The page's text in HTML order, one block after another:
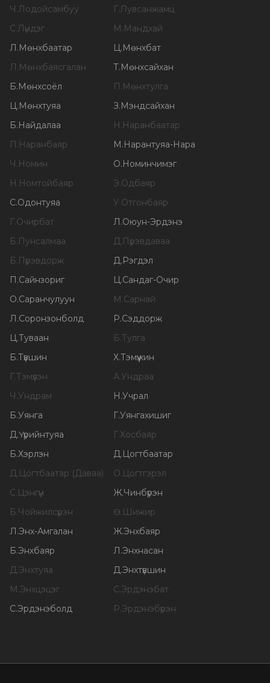
Ч.Лодойсамбуу Г.Лувсанжамц
С.Лүндэг М.Мандхай
Л.Мөнхбаатар Ц.Мөнхбат
Л.Мөнхбаясгалан Т.Мөнхсайхан
Б.Мөнхсоёл П.Мөнхтулга
Ц.Мөнхтуяа З.Мэндсайхан
Б.Найдалаа Н.Наранбаатар
П.Наранбаяр М.Нарантуяа-Нара
Ч.Номин О.Номинчимэг
Н.Номтойбаяр Э.Одбаяр
С.Одонтуяа У.Отгонбаяр
Г.Очирбат Л.Оюун-Эрдэнэ
Б.Пунсалмаа Д.Пүрэвдаваа
Б.Пүрэвдорж Д.Рэгдэл
П.Сайнзориг Ц.Сандаг-Очир
О.Саранчулуун М.Сарнай
Л.Соронзонболд Р.Сэддорж
Ц.Туваан Б.Тулга
Б.Түвшин Х.Тэмүүжин
Г.Тэмүүлэн А.Ундраа
Ч.Ундрам Н.Учрал
Б.Уянга Г.Уянгахишиг
Д.Үүрийнтуяа Г.Хосбаяр
Б.Хэрлэн Д.Цогтбаатар
Д.Цогтбаатар (Даваа) О.Цогтгэрэл
С.Цэнгүүн Ж.Чинбүрэн
Б.Чойжилсүрэн Ө.Шижир
Л.Энх-Амгалан Ж.Энхбаяр
Б.Энхбаяр Л.Энхнасан
Д.Энхтуяа Д.Энхтүвшин
М.Энхцэцэг С.Эрдэнэбат
С.Эрдэнэболд Р.Эрдэнэбүрэн